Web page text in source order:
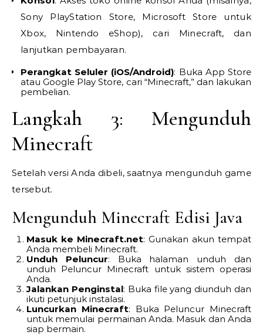
Sony PlayStation Store, Microsoft Store untuk
Xbox, Nintendo eShop), cari Minecraft, dan
lanjutkan pembayaran.
Perangkat Seluler (iOS/Android): Buka App Store
atau Google Play Store, cari “Minecraft,” dan lakukan
pembelian.
Langkah 3: Mengunduh
Minecraft
Setelah versi Anda dibeli, saatnya mengunduh game
tersebut.
Mengunduh Minecraft Edisi Java
Masuk ke Minecraft.net: Gunakan akun tempat
Anda membeli Minecraft.
Unduh Peluncur: Buka halaman unduh dan
unduh Peluncur Minecraft untuk sistem operasi
Anda.
Jalankan Penginstal: Buka file yang diunduh dan
ikuti petunjuk instalasi.
Luncurkan Minecraft: Buka Peluncur Minecraft
untuk memulai permainan Anda. Masuk dan Anda
siap bermain.